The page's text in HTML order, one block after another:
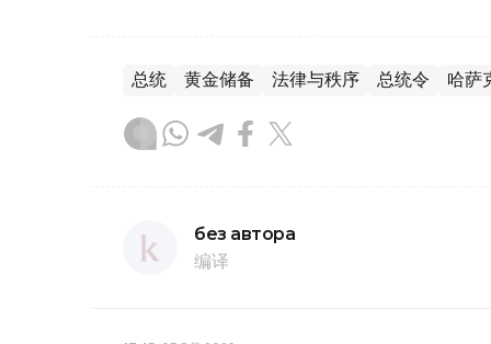
总统 黄金储备 法律与秩序 总统令 哈萨
без автора
编译